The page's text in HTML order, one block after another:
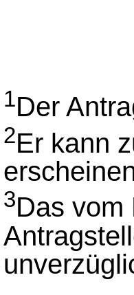
1Der
2Er kann
3Das vom